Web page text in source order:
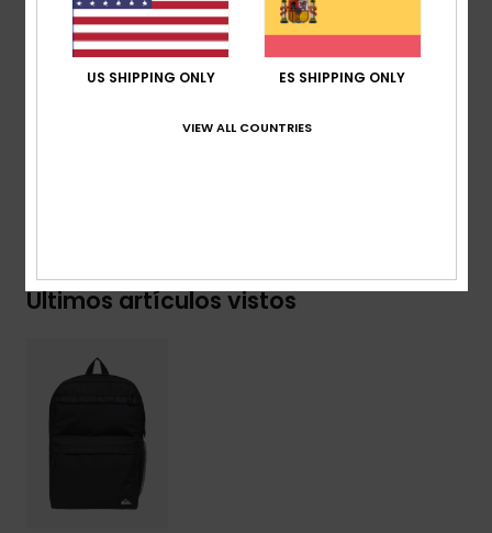
Otros:cintas reflectantes
Dimensiones:44 x 31 x 13 cm
Volumen:20 L
[Tejido principal] 100% poliéster reciclado
Últimos artículos vistos
US SHIPPING ONLY ES SHIPPING ONLY
VIEW ALL COUNTRIES